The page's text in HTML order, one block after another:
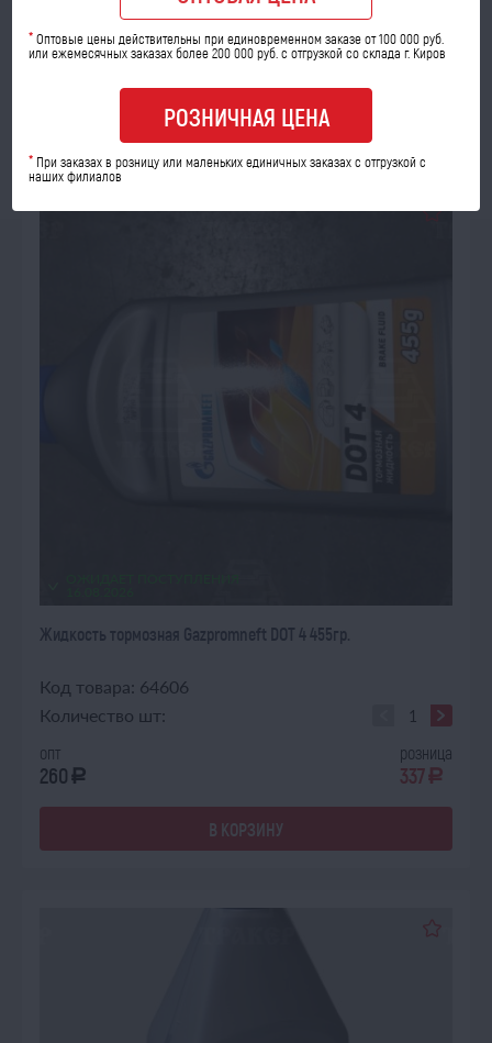
опт
7 800a
розница
8 580a
В КОРЗИНУ
Жидкость тормозная Gazpromneft DOT 4 455гр.
Код товара: 64606
Количество шт:
опт
260 a
розница
337a
В КОРЗИНУ
*Оптовые цены действительны при единовременном заказе от 100 000 руб.
или ежемесячных заказах более 200 000 руб. с отгрузкой со склада г. Киров
РОЗНИЧНАЯ ЦЕНА
* При заказах в розницу или маленьких единичных заказах с отгрузкой с
наших филиалов